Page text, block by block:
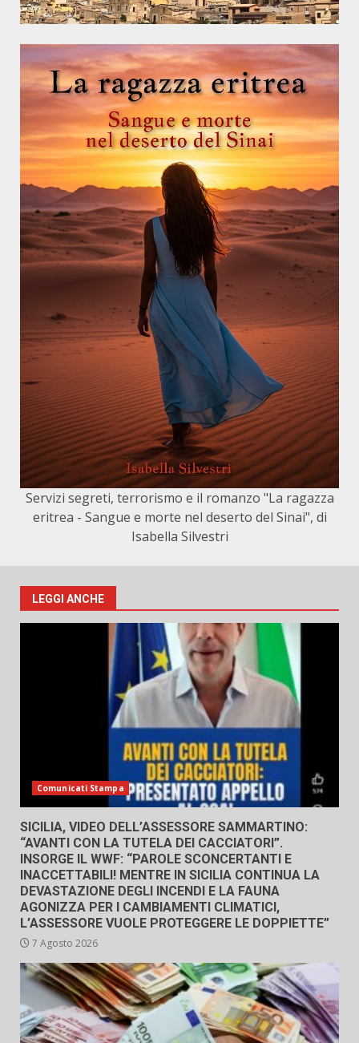
Servizi segreti, terrorismo e il romanzo "La ragazza
eritrea - Sangue e morte nel deserto del Sinai", di
Isabella Silvestri
LEGGI ANCHE
Comunicati Stampa
SICILIA, VIDEO DELL’ASSESSORE SAMMARTINO:
“AVANTI CON LA TUTELA DEI CACCIATORI”.
INSORGE IL WWF: “PAROLE SCONCERTANTI E
INACCETTABILI! MENTRE IN SICILIA CONTINUA LA
DEVASTAZIONE DEGLI INCENDI E LA FAUNA
AGONIZZA PER I CAMBIAMENTI CLIMATICI,
L’ASSESSORE VUOLE PROTEGGERE LE DOPPIETTE”
7 Agosto 2026